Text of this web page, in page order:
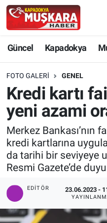
Güncel Kapadokya
FOTO GALERI GENEL
Kredi kartı
yeni azami
Merkez Bankası’nın
kredi kartlarına
da tarihi bir seviyeye
Resmi Gazete’de
EDITÖR 23.06.2023 -
Güncel
SEÇİM
Muşkara Özel
Ekonomi
Kapadokya
Turizm
Kültür - Sanat
Nevşehir Hava
Nevşehir Trafik
Süper Lig Puan
Tüm Manşetler
Son Dakika Haberleri
Haber Arşivi